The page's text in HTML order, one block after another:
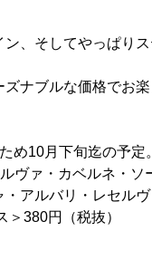
、そしてやっぱり
ナブルな価格でお楽
10月下旬迄の予定。
ヴァ・カベルネ・ソ
バリ・レセルヴ
円（税抜）